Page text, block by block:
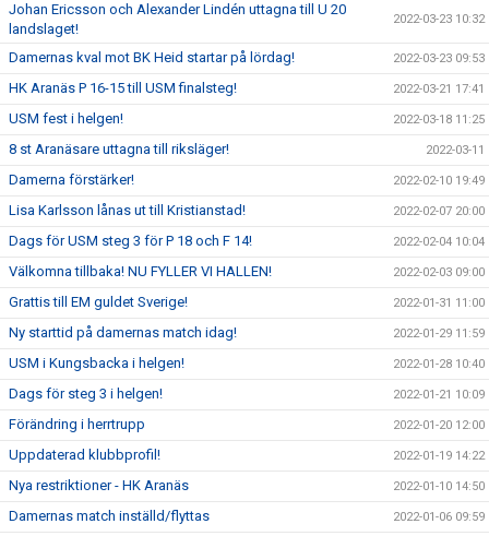
Johan Ericsson och Alexander Lindén uttagna till U 20
landslaget!
2022-03-23 10:32
Damernas kval mot BK Heid startar på lördag! 2022-03-23 09:53
HK Aranäs P 16-15 till USM finalsteg! 2022-03-21 17:41
USM fest i helgen! 2022-03-18 11:25
8 st Aranäsare uttagna till riksläger! 2022-03-11
Damerna förstärker! 2022-02-10 19:49
Lisa Karlsson lånas ut till Kristianstad! 2022-02-07 20:00
Dags för USM steg 3 för P 18 och F 14! 2022-02-04 10:04
Välkomna tillbaka! NU FYLLER VI HALLEN! 2022-02-03 09:00
Grattis till EM guldet Sverige! 2022-01-31 11:00
Ny starttid på damernas match idag! 2022-01-29 11:59
USM i Kungsbacka i helgen! 2022-01-28 10:40
Dags för steg 3 i helgen! 2022-01-21 10:09
Förändring i herrtrupp 2022-01-20 12:00
Uppdaterad klubbprofil! 2022-01-19 14:22
Nya restriktioner - HK Aranäs 2022-01-10 14:50
Damernas match inställd/flyttas 2022-01-06 09:59